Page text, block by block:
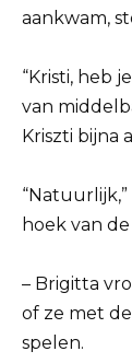
aankwam,
“Kristi, heb
van
Kriszti bijna
hoek van
– Brigitta
of ze met
spelen.